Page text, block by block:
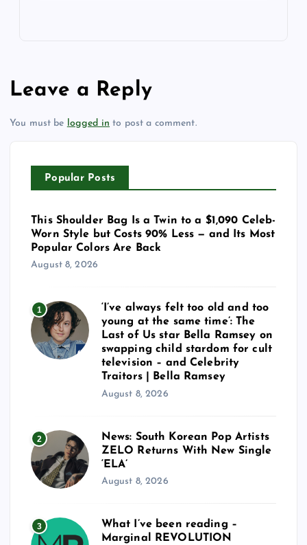
Leave a Reply
You must be logged in to post a comment.
Popular Posts
This Shoulder Bag Is a Twin to a $1,090 Celeb-
Worn Style but Costs 90% Less — and Its Most
Popular Colors Are Back
August 8, 2026
1
‘I’ve always felt too old and too
young at the same time’: The
Last of Us star Bella Ramsey on
swapping child stardom for cult
television – and Celebrity
Traitors | Bella Ramsey
August 8, 2026
2
News: South Korean Pop Artists
ZELO Returns With New Single
‘ELA’
August 8, 2026
3
What I’ve been reading –
Marginal REVOLUTION